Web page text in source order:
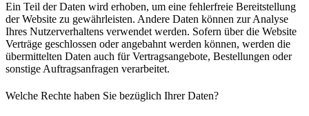
Ein Teil der Daten wird erhoben, um eine fehlerfreie Bereitstellung
der Website zu gewährleisten. Andere Daten können zur Analyse
Ihres Nutzerverhaltens verwendet werden. Sofern über die Website
Verträge geschlossen oder angebahnt werden können, werden die
übermittelten Daten auch für Vertragsangebote, Bestellungen oder
sonstige Auftragsanfragen verarbeitet.
Welche Rechte haben Sie bezüglich Ihrer Daten?